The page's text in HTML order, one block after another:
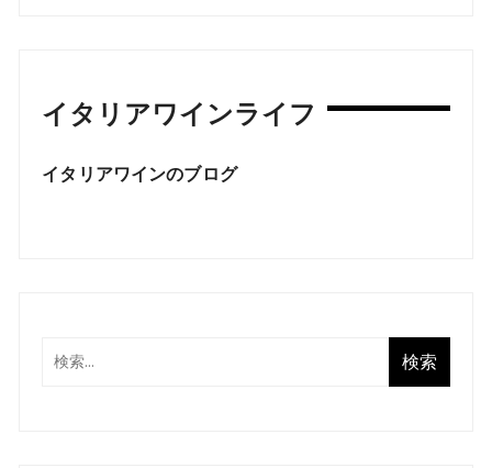
イタリアワインライフ
イタリアワインのブログ